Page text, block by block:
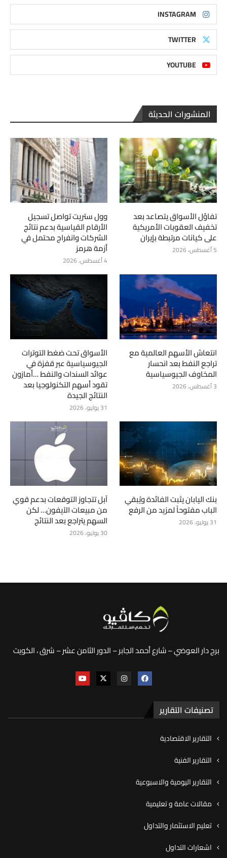
INSTAGRAM
TWITTER
YOUTUBE
المنشورات الحديثة
تفاؤل الأسواق يتصاعد بعد
تخفيف العقوبات الأمريكية
على كيانات مرتبطة بإيران
5 أغسطس، 2026
وول ستريت تواصل تسجيل
الأرقام القياسية بدعم نتائج
الشركات وانفراج محتمل في
أزمة هرمز
4 أغسطس، 2026
انتعاش الأسهم العالمية مع
تراجع النفط بعد انحسار
المخاوف الجيوسياسية
3 أغسطس، 2026
الأسواق تحت ضغط التوترات
الجيوسياسية عبر قفزة في
عوائد السندات والنفط …أمازون
تقود أسهم التكنولوجيا بعد
النتائج الجيدة
31 يوليو، 2026
بنك اليابان يثبت الفائدة ويُبقي
الباب مفتوحاً لمزيد من الرفع
31 يوليو، 2026
آبل تتجاوز التوقعات بدعم قوي
من مبيعات الآيفون… لكن
السهم يتراجع بعد النتائج
30 يوليو، 2026
برج دار العوضي – شارع أحمد الجابر – الدور الثامن عشر – شرق ، الكويت
تصنيفات التقارير
التقارير الاقتصادية
التقارير الفنية
التقارير اليومية والاسبوعية
مقالات عامة و تعليمية
تعليم الاستثمار والتداول
اشعارات التداول